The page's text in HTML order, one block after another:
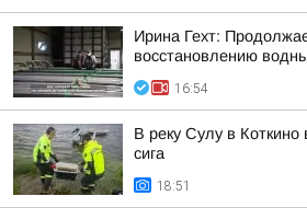
Ирина Гехт:
восстановлению
16:54
В реку Сулу в Коткино
сига
18:51